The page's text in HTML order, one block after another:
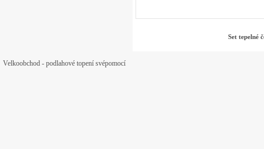
Set tepelné
Velkoobchod - podlahové topení svépomocí